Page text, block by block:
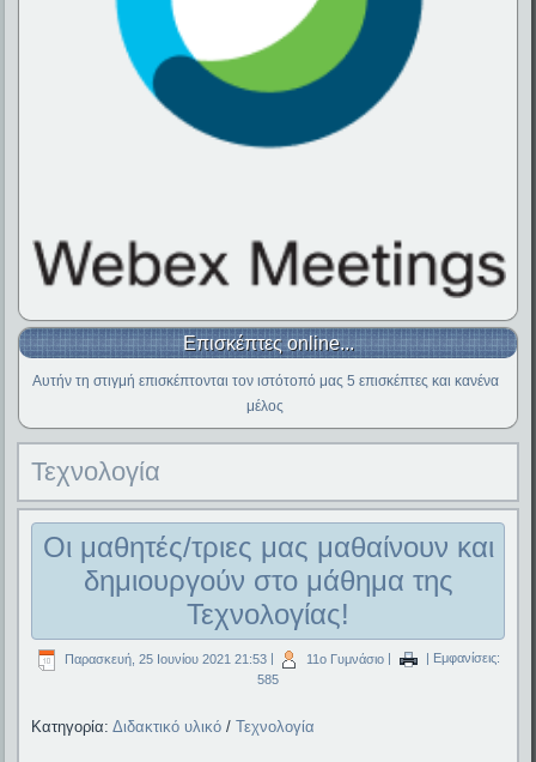
Επισκέπτες online...
Αυτήν τη στιγμή επισκέπτονται τον ιστότοπό μας 5 επισκέπτες και κανένα
μέλος
Τεχνολογία
Οι μαθητές/τριες μας μαθαίνουν και
δημιουργούν στο μάθημα της
Τεχνολογίας!
Παρασκευή, 25 Ιουνίου 2021 21:53 11ο Γυμνάσιο
| Εμφανίσεις:
585
Κατηγορία:Διδακτικό υλικό /Τεχνολογία